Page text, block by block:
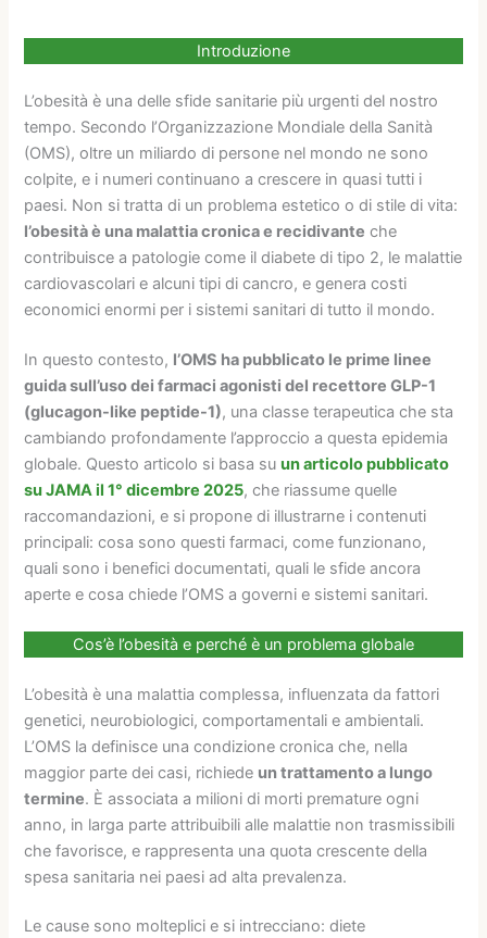
Introduzione
L’obesità è una delle sfide sanitarie più urgenti del nostro
tempo. Secondo l’Organizzazione Mondiale della Sanità
(OMS), oltre un miliardo di persone nel mondo ne sono
colpite, e i numeri continuano a crescere in quasi tutti i
paesi. Non si tratta di un problema estetico o di stile di vita:
l’obesità è una malattia cronica e recidivante che
contribuisce a patologie come il diabete di tipo 2, le malattie
cardiovascolari e alcuni tipi di cancro, e genera costi
economici enormi per i sistemi sanitari di tutto il mondo.
In questo contesto, l’OMS ha pubblicato le prime linee
guida sull’uso dei farmaci agonisti del recettore GLP-1
(glucagon-like peptide-1), una classe terapeutica che sta
cambiando profondamente l’approccio a questa epidemia
globale. Questo articolo si basa suun articolo pubblicato
su JAMA il 1° dicembre 2025, che riassume quelle
raccomandazioni, e si propone di illustrarne i contenuti
principali: cosa sono questi farmaci, come funzionano,
quali sono i benefici documentati, quali le sfide ancora
aperte e cosa chiede l’OMS a governi e sistemi sanitari.
Cos’è l’obesità e perché è un problema globale
L’obesità è una malattia complessa, influenzata da fattori
genetici, neurobiologici, comportamentali e ambientali.
L’OMS la definisce una condizione cronica che, nella
maggior parte dei casi, richiede un trattamento a lungo
termine. È associata a milioni di morti premature ogni
anno, in larga parte attribuibili alle malattie non trasmissibili
che favorisce, e rappresenta una quota crescente della
spesa sanitaria nei paesi ad alta prevalenza.
Le cause sono molteplici e si intrecciano: diete